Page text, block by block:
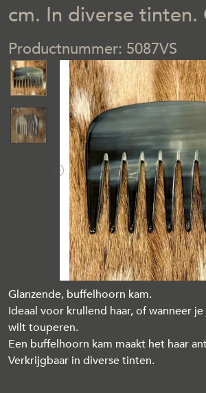
cm. In diverse tinten.
Previous
Glanzende, buffelhoorn kam.
Ideaal voor krullend haar, of wanneer
wilt touperen.
Een buffelhoorn kam maakt het haar
Verkrijgbaar in diverse tinten.